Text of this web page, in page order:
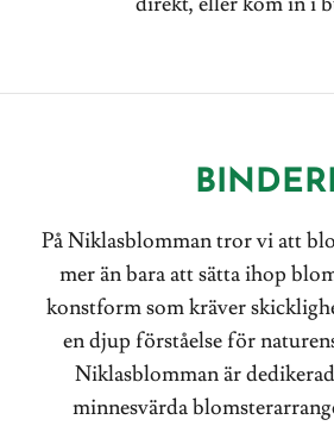
BINDERI
På Niklasblomman tror vi att
mer än bara att sätta ihop
konstform som kräver
en djup förståelse för
Niklasblomman är
minnesvärda